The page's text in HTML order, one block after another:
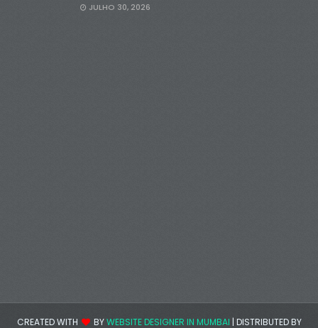
JULHO 30, 2026
CREATED WITH BYWEBSITE DESIGNER IN MUMBAI | DISTRIBUTED BY